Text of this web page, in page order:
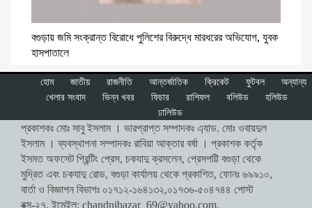
বগুড়ায় জমি সংক্রান্ত বিরোধে পুলিশের বিরুদ্ধে মারধরের অভিযোগ, যুবক
হাসপাতালে
হোম জাতীয় রাজনীতি আন্তর্জাতিক ক্রিকেট ফুটবল
অন্যান্য
খেলার সংবাদ
ভিন্ন খবর ফিচার রাশিফল বলিউড
হলিউড
ঢালিউড
প্রকাশকঃ মোঃ সাবু ইসলাম । ভারপ্রাপ্ত সম্পাদকঃ এ্যাড. মোঃ ওবায়দুল
ইসলাম । ব্যবস্থাপনা সম্পাদকঃ রাবিয়া আক্তার বর্ষা । প্রকাশক কর্তৃক
ইসমত অফসেট প্রিন্টিং প্রেস, চকযাদু ক্রসলেন, প্রেসপট্টি বগুড়া থেকে
মুদ্রিত এবং চকযাদু রোড, বগুড়া কার্যালয় থেকে প্রকাশিত, ফোনঃ ৬৯৯১০,
বার্তা ও বিজ্ঞাপন বিভাগঃ ০১৭১২-১৬৪১৩২,০১৭৩৬-৫০৪৭৪৪ পোস্ট
বক্স-২৭, ইমেইল: chandnibazar_69@yahoo.com,